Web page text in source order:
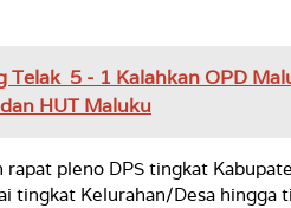
Telak 5 - 1 Kalahkan OPD
HUT Maluku
pleno DPS tingkat
tingkat Kelurahan/Desa hingga